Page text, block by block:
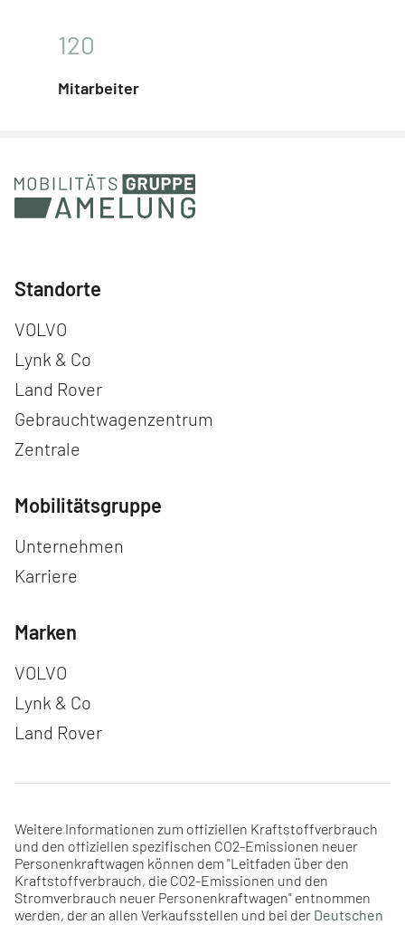
120
Mitarbeiter
Standorte
Navigation überspringen
VOLVO
Lynk & Co
Land Rover
Gebrauchtwagenzentrum
Zentrale
Mobilitätsgruppe
Navigation überspringen
Unternehmen
Karriere
Marken
Navigation überspringen
VOLVO
Lynk & Co
Land Rover
Weitere Informationen zum offiziellen Kraftstoffverbrauch
und den offiziellen spezifischen CO2-Emissionen neuer
Personenkraftwagen können dem "Leitfaden über den
Kraftstoffverbrauch, die CO2-Emissionen und den
Stromverbrauch neuer Personenkraftwagen" entnommen
werden, der an allen Verkaufsstellen und bei der Deutschen